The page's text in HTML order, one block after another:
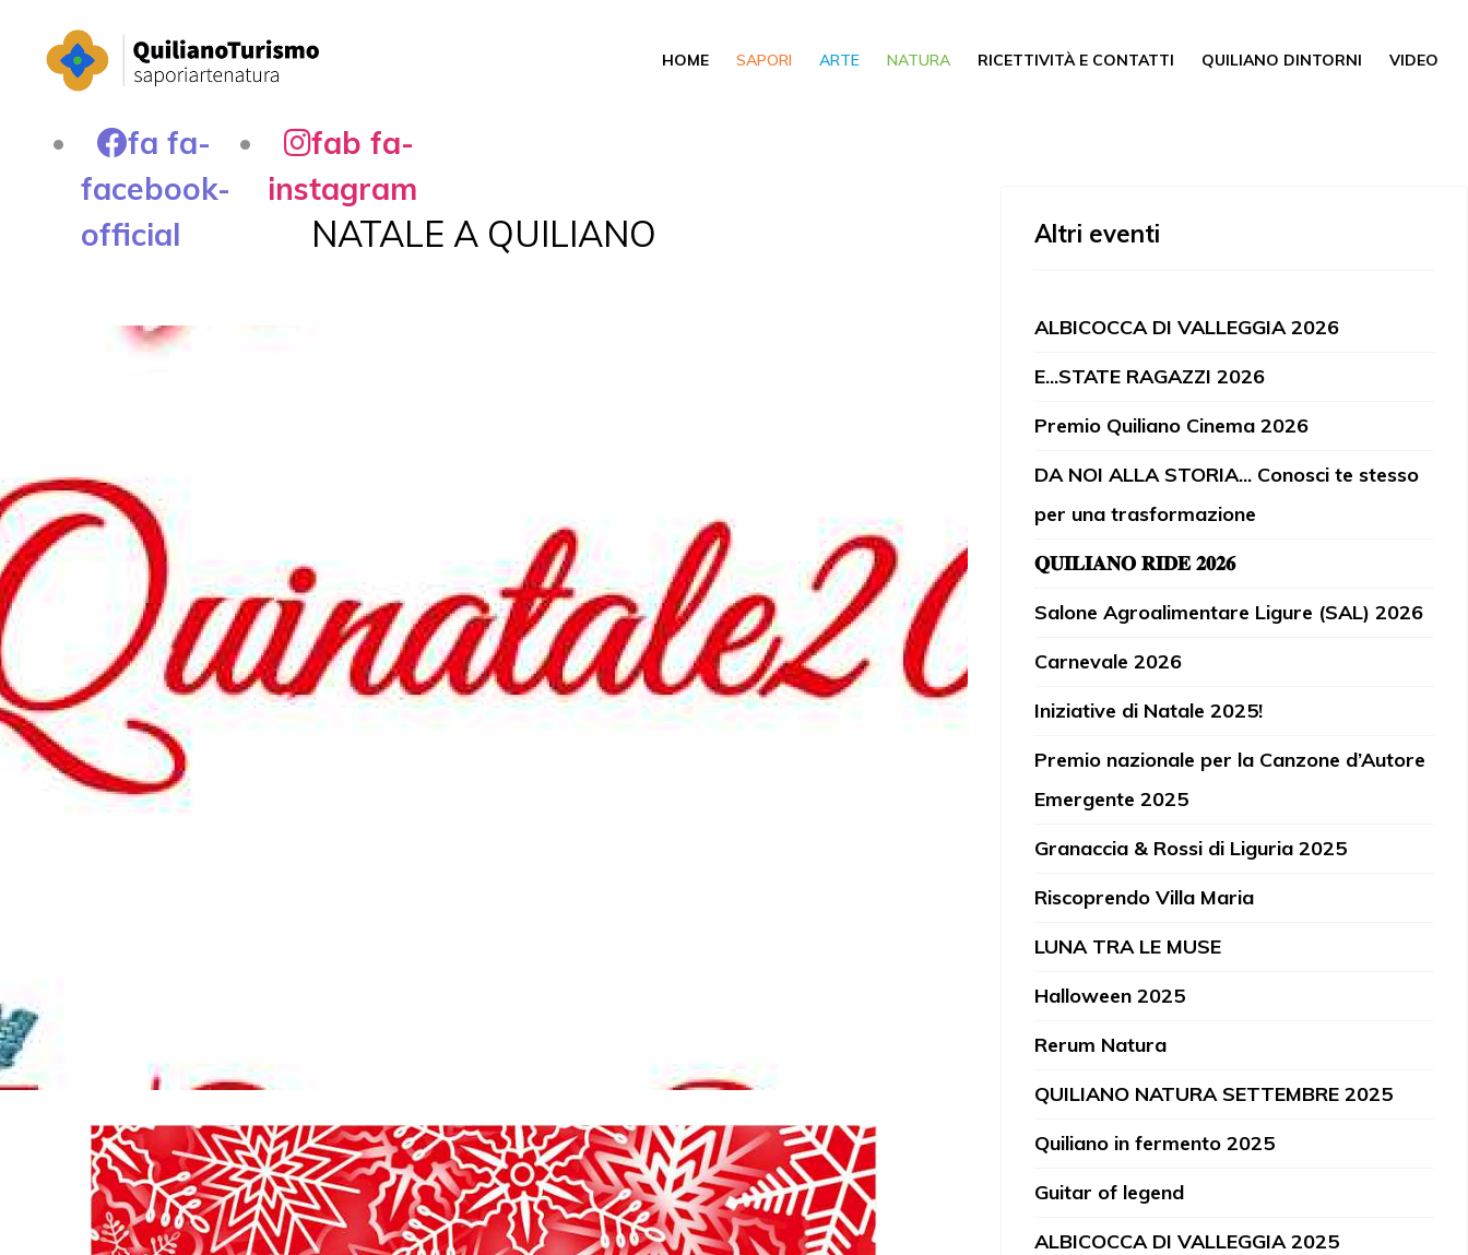
HOME SAPORI ARTE NATURA RICETTIVITÀ E CONTATTI QUILIANO DINTORNI VIDEO
fa fa-
facebook-
official
fab fa-
instagram
NATALE A QUILIANO Altri eventi
ALBICOCCA DI VALLEGGIA 2026
E...STATE RAGAZZI 2026
Premio Quiliano Cinema 2026
DA NOI ALLA STORIA... Conosci te stesso
per una trasformazione
𝐐𝐔𝐈𝐋𝐈𝐀𝐍𝐎 𝐑𝐈𝐃𝐄 𝟐𝟎𝟐𝟔
Salone Agroalimentare Ligure (SAL) 2026
Carnevale 2026
Iniziative di Natale 2025!
Premio nazionale per la Canzone d’Autore
Emergente 2025
Granaccia & Rossi di Liguria 2025
Riscoprendo Villa Maria
LUNA TRA LE MUSE
Halloween 2025
Rerum Natura
QUILIANO NATURA SETTEMBRE 2025
Quiliano in fermento 2025
Guitar of legend
ALBICOCCA DI VALLEGGIA 2025